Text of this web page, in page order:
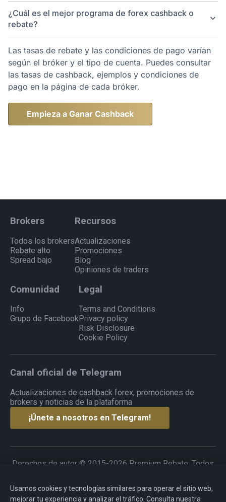
¿Cuál es el mejor programa de forex cashback o
rebate?
keyboard_arrow_down
Las tasas de rebate y las condiciones de pago varían
según el bróker y el tipo de cuenta. Puedes consultar
las tasas de cashback, ejemplos y condiciones de
pago en la página de cada bróker.
Empieza a Ganar Cashback
Brokers
Todos los brokers
Rebate alto
Spread bajo
Recursos
Actualizaciones
Promociones
Blog
Opiniones de traders
Comunidad
Info
Grupo de Facebook
Legal
Terms and Conditions
Privacy policy
Risk Disclosure
Cookie Policy
Canal oficial de Telegram
Actualizaciones de cashback forex, promociones de
brokers y noticias de la plataforma
¡Únete a nosotros en Telegram!
Derechos de autor © 2015-2026 Premium Rebate. Todos
Usamos cookies y tecnologías similares para operar el sitio web,
mejorar tu experiencia y analizar el tráfico. Consulta nuestra